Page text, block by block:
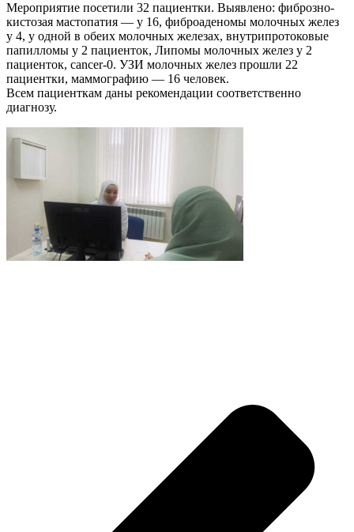
Мероприятие посетили 32 пациентки. Выявлено: фиброзно-
кистозая мастопатия — у 16, фиброаденомы молочных желез
у 4, у одной в обеих молочных железах, внутрипротоковые
папилломы у 2 пациенток, Липомы молочных желез у 2
пациенток, саncer-0. УЗИ молочных желез прошли 22
пациентки, маммографию — 16 человек.
Всем пациенткам даны рекомендации соответственно
диагнозу.